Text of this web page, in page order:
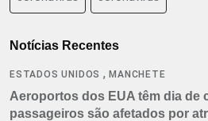
Notícias Recentes
ESTADOS UNIDOS ,MANCHETE
Aeroportos dos EUA têm dia de
passageiros são afetados por